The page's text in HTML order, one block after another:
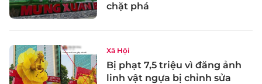
chặt phá
Xã Hội
Bị phạt 7,5 triệu vì đăng ảnh
linh vật ngựa bị chỉnh sửa